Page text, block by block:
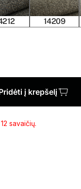
14209
į krepšelį
savaičių.